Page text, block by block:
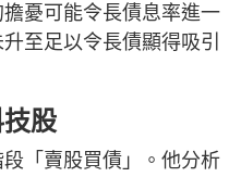
憂可能令長債息率進一
至足以令長債顯得吸引
股
「賣股買債」。他分析